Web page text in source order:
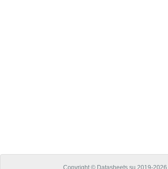
Copyright © Datasheets.su 2019-2026